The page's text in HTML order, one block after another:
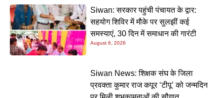
Siwan: सरकार पहुंची पंचायत के द्वार:
सहयोग शिविर में मौके पर सुलझीं कई
समस्याएं, 30 दिन में समाधान की गारंटी
August 6, 2026
Siwan News: शिक्षक संघ के जिला
प्रवक्ता कुमार राज कपूर ‘टीपू’ को जन्मदिन